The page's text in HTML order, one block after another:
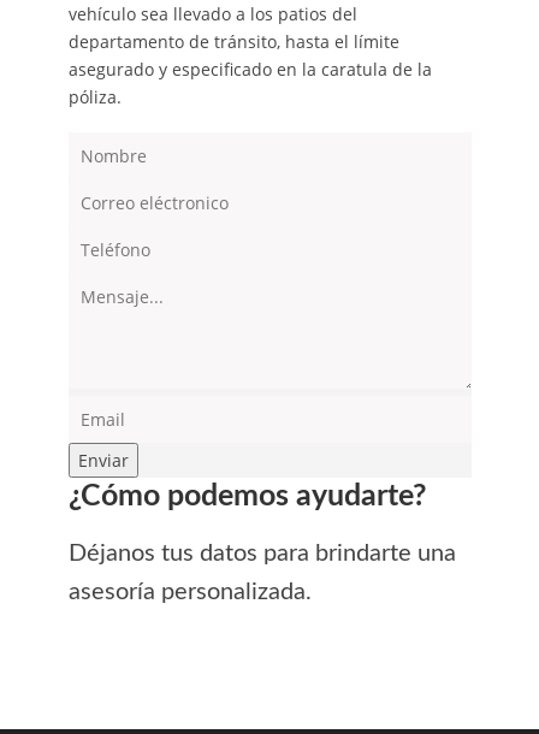
vehículo sea llevado a los patios del
departamento de tránsito, hasta el límite
asegurado y especificado en la caratula de la
póliza.
Enviar
¿Cómo podemos ayudarte?
Déjanos tus datos para brindarte una
asesoría personalizada.